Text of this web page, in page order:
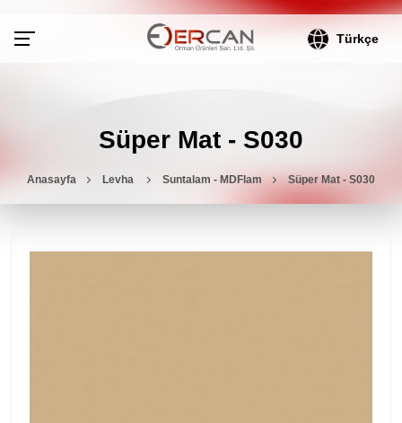
Türkçe
Süper Mat - S030
Anasayfa Levha Suntalam - MDFlam Süper Mat - S030